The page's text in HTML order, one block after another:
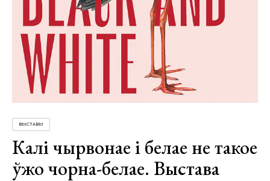
ВЫСТАВЫ
Калі чырвонае і белае не такое
ўжо чорна-белае. Выстава